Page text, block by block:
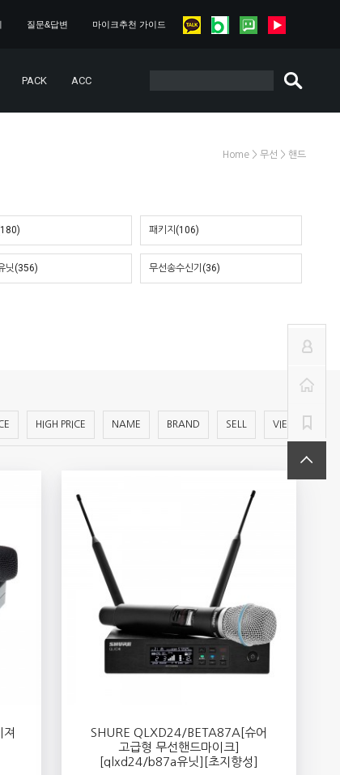
질문&답변 마이크추천 가이드
PACK ACC
Home > 무선 > 핸드
패키지(106)
닛(356) 무선송수신기(36)
HIGH PRICE NAME BRAND SELL VIEW
SHURE QLXD24/BETA87A[슈어
고급형 무선핸드마이크]
[qlxd24/b87a유닛][초지향성]